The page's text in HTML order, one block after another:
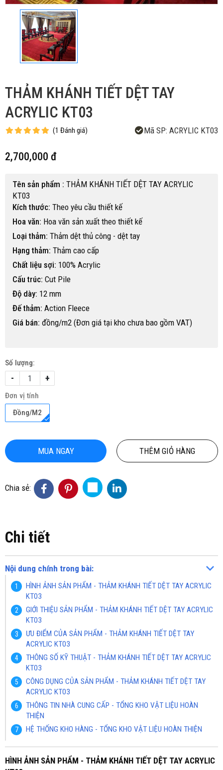
THẢM KHÁNH TIẾT DỆT TAY
ACRYLIC KT03
(1 Đánh giá) Mã SP: ACRYLIC KT03
2,700,000 đ
Tên sản phẩm : THẢM KHÁNH TIẾT DỆT TAY ACRYLIC
KT03
Kích thước: Theo yêu cầu thiết kế
Hoa văn: Hoa văn sản xuất theo thiết kế
Loại thảm: Thảm dệt thủ công - dệt tay
Hạng thảm: Thảm cao cấp
Chất liệu sợi: 100% Acrylic
Cấu trúc: Cut Pile
Độ dày: 12 mm
Đế thảm: Action Fleece
Giá bán: đồng/m2 (Đơn giá tại kho chưa bao gồm VAT)
Số lượng:
- +
Đơn vị tính
Đồng/M2
MUA NGAY THÊM GIỎ HÀNG
Chia sẻ:
Chi tiết
Nội dung chính trong bài:
HÌNH ẢNH SẢN PHẨM - THẢM KHÁNH TIẾT DỆT TAY ACRYLIC
KT03
GIỚI THIỆU SẢN PHẨM - THẢM KHÁNH TIẾT DỆT TAY ACRYLIC
KT03
ƯU ĐIỂM CỦA SẢN PHẨM - THẢM KHÁNH TIẾT DỆT TAY
ACRYLIC KT03
THÔNG SỐ KỸ THUẬT - THẢM KHÁNH TIẾT DỆT TAY ACRYLIC
KT03
CÔNG DỤNG CỦA SẢN PHẨM - THẢM KHÁNH TIẾT DỆT TAY
ACRYLIC KT03
THÔNG TIN NHÀ CUNG CẤP - TỔNG KHO VẬT LIỆU HOÀN
THIỆN
HỆ THỐNG KHO HÀNG - TỔNG KHO VẬT LIỆU HOÀN THIỆN
HÌNH ẢNH SẢN PHẨM - THẢM KHÁNH TIẾT DỆT TAY ACRYLIC